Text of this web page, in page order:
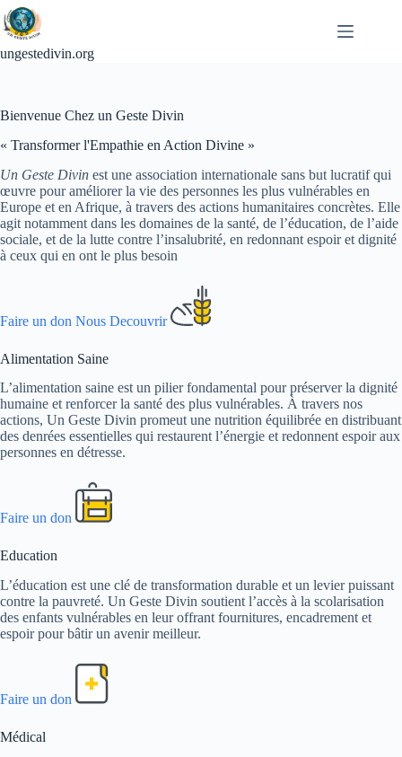
Passer
au
contenu
ungestedivin.org
Bienvenue Chez un Geste Divin
« Transformer l'Empathie en Action Divine »
Un Geste Divin est une association internationale sans but lucratif qui
œuvre pour améliorer la vie des personnes les plus vulnérables en
Europe et en Afrique, à travers des actions humanitaires concrètes. Elle
agit notamment dans les domaines de la santé, de l’éducation, de l’aide
sociale, et de la lutte contre l’insalubrité, en redonnant espoir et dignité
à ceux qui en ont le plus besoin
Faire un don Nous Decouvrir
Alimentation Saine
L’alimentation saine est un pilier fondamental pour préserver la dignité
humaine et renforcer la santé des plus vulnérables. À travers nos
actions, Un Geste Divin promeut une nutrition équilibrée en distribuant
des denrées essentielles qui restaurent l’énergie et redonnent espoir aux
personnes en détresse.
Faire un don
Education
L’éducation est une clé de transformation durable et un levier puissant
contre la pauvreté. Un Geste Divin soutient l’accès à la scolarisation
des enfants vulnérables en leur offrant fournitures, encadrement et
espoir pour bâtir un avenir meilleur.
Faire un don
Médical